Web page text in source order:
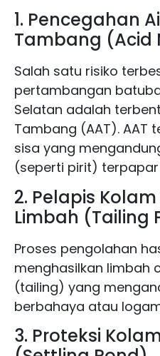
1. Pencegahan
Tambang (Acid
Salah satu risiko
pertambangan
Selatan adalah
Tambang (AAT). AAT
sisa yang
(seperti pirit)
2. Pelapis
Limbah (Tailing
Proses pengolahan
menghasilkan limbah
(tailing) yang
berbahaya atau
3. Proteksi